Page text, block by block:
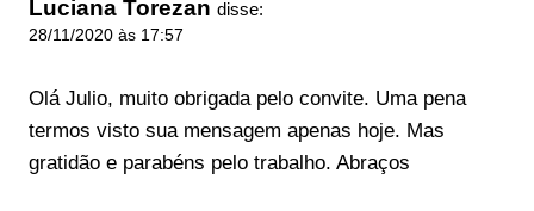
Luciana Torezan disse:
28/11/2020 às 17:57
Olá Julio, muito obrigada pelo convite. Uma pena
termos visto sua mensagem apenas hoje. Mas
gratidão e parabéns pelo trabalho. Abraços